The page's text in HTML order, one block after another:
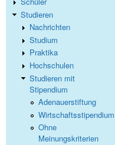
Studieren
Nachrichten
Studium
Praktika
Hochschulen
Studieren mit
Stipendium
Adenauerstiftung
Wirtschaftsstipendium
Ohne
Meinungskriterien